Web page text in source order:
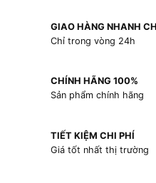
GIAO HÀNG NHANH
Chỉ trong vòng 24h
CHÍNH HÃNG 100%
Sản phẩm chính hãng
TIẾT KIỆM CHI PHÍ
Giá tốt nhất thị trường